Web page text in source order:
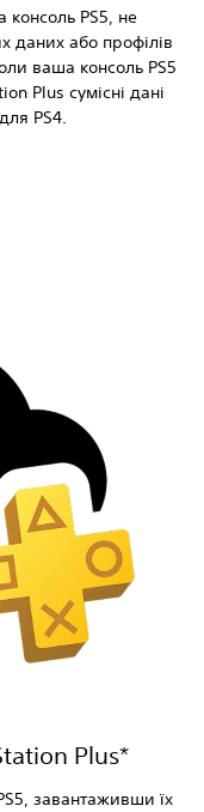
консоль PS5, не
даних або профілів
ваша консоль PS5
Plus сумісні дані
PS4.
Plus*
завантаживши їх